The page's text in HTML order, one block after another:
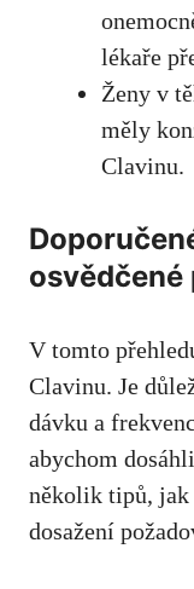
lékaře
Ženy v
měly
Clavinu.
osvědčené
V tomto
Clavinu. Je
dávku a
abychom
několik tipů,
dosažení